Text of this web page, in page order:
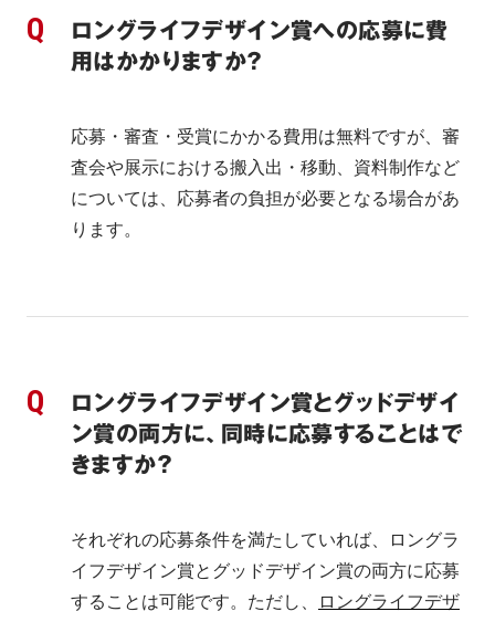
ロングライフデザイン賞への応募に費
用はかかりますか？
応募・審査・受賞にかかる費用は無料ですが、審
査会や展示における搬入出・移動、資料制作など
については、応募者の負担が必要となる場合があ
ります。
ロングライフデザイン賞とグッドデザイ
ン賞の両方に、同時に応募することはで
きますか？
それぞれの応募条件を満たしていれば、ロングラ
イフデザイン賞とグッドデザイン賞の両方に応募
することは可能です。 ただし、
ロングライフデザ